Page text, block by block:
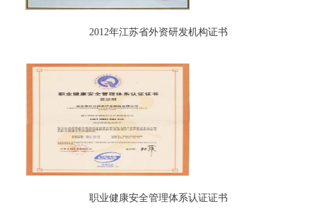
2012年江苏省外资研发机构证书
职业健康安全管理体系认证证书